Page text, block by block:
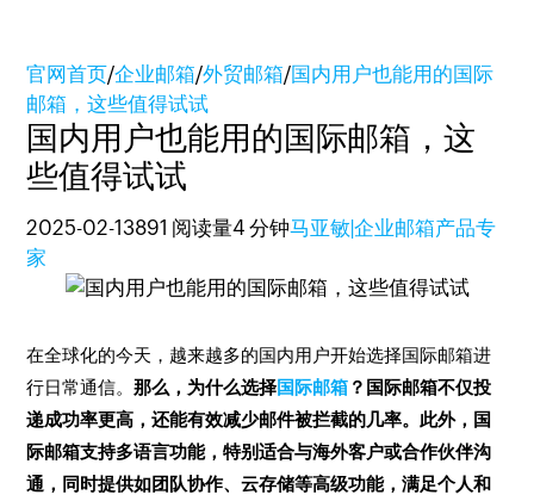
官网首页/企业邮箱/外贸邮箱/国内用户也能用的国际
邮箱，这些值得试试
国内用户也能用的国际邮箱，这
些值得试试
2025-02-13891 阅读量4 分钟马亚敏|企业邮箱产品专
家
在全球化的今天，越来越多的国内用户开始选择国际邮箱进
行日常通信。那么，为什么选择国际邮箱 ？国际邮箱不仅投
递成功率更高，还能有效减少邮件被拦截的几率。此外，国
际邮箱支持多语言功能，特别适合与海外客户或合作伙伴沟
通，同时提供如团队协作、云存储等高级功能，满足个人和